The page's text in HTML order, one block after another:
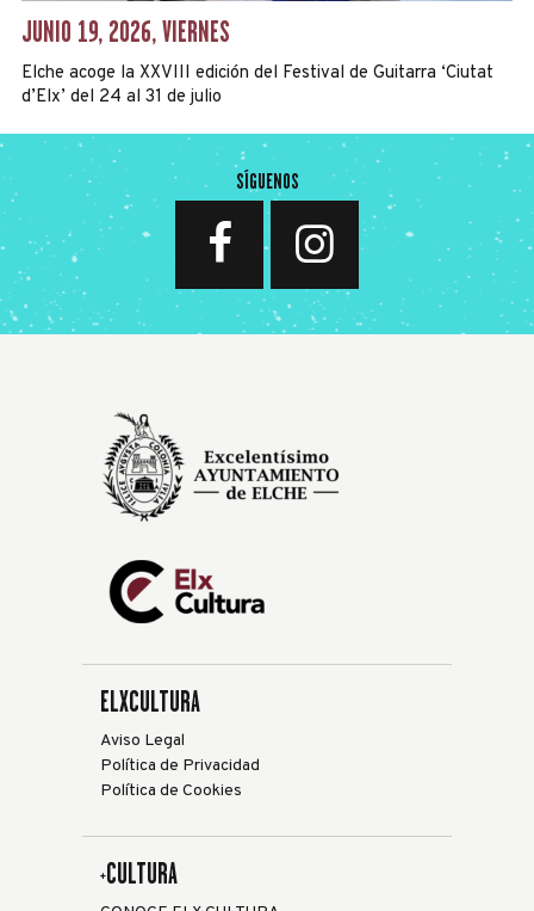
JUNIO 19, 2026, VIERNES
Elche acoge la XXVIII edición del Festival de Guitarra ‘Ciutat
d’Elx’ del 24 al 31 de julio
SÍGUENOS
ELXCULTURA
Aviso Legal
Política de Privacidad
Política de Cookies
+CULTURA